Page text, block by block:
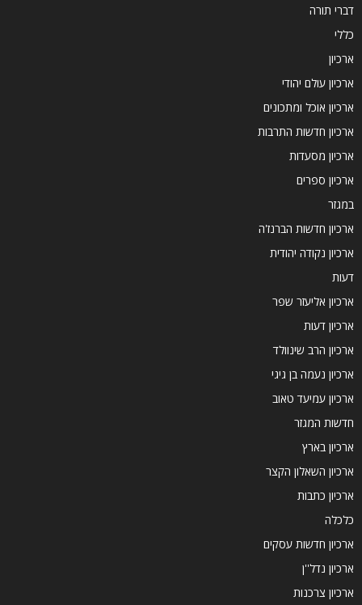
דברי תורה
כללי
ארכיון
ארכיון עולם יהודי
ארכיון אוכל ומתכונים
ארכיון חדשות התרבות
ארכיון מסעדות
ארכיון ספרים
במגזר
ארכיון חדשות הברנז'ה
ארכיון נקודה יהודית
דעות
ארכיון אליעזר שפר
ארכיון דעות
ארכיון הרב שינוולד
ארכיון נעמה בן גיגי
ארכיון עמיעד טאוב
חדשות המגזר
ארכיון בארץ
ארכיון השאלון הקצר
ארכיון כתבות
כלכלה
ארכיון חדשות עסקים
ארכיון נדל''ן
ארכיון צרכנות